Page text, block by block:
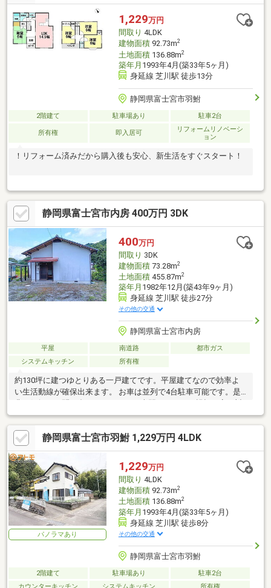
1,229万円
間取り 4LDK
建物面積92.73m2
土地面積136.88m2
築年月 1993年4月(築33年5ヶ月)
身延線 芝川駅 徒歩13分
静岡県富士宮市羽鮒
2階建て 駐車場あり 駐車2台
所有権 即入居可
リフォームリノベーシ
ョン
！リフォーム済みだから購入後も安心、新生活をすぐスタート！
静岡県富士宮市内房 400万円 3DK
400万円
間取り 3DK
建物面積73.28m2
土地面積455.87m2
築年月 1982年12月(築43年9ヶ月)
身延線 芝川駅 徒歩27分
その他の交通
静岡県富士宮市内房
平屋 南道路
都市ガス
システムキッチン
所有権
約130坪に建つゆとりある一戸建てです。平屋建てなので効率よ
い生活動線が確保出来ます。 お車は並列で4台駐車可能です。是
応いたします。
静岡県富士宮市羽鮒 1,229万円 4LDK
パノラマあり
1,229万円
間取り 4LDK
建物面積92.73m2
土地面積136.88m2
築年月 1993年4月(築33年5ヶ月)
身延線 芝川駅 徒歩8分
その他の交通
静岡県富士宮市羽鮒
2階建て 駐車場あり
駐車2台
カウンターキッチン
システムキッチン 所有権